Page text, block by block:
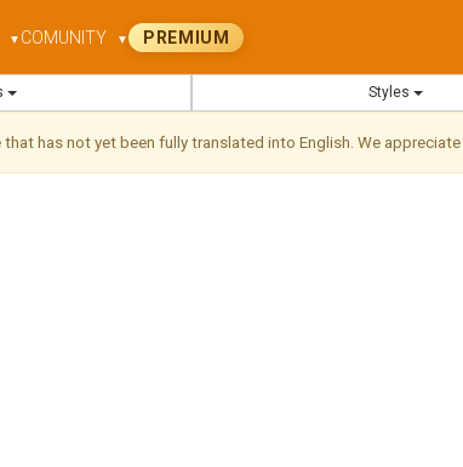
▼ COMUNITY ▼ PREMIUM
Styles
has not yet been fully translated into English. We